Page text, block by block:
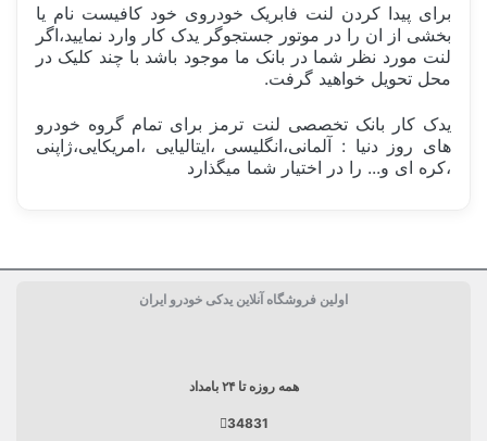
برای پیدا کردن لنت فابریک خودروی خود کافیست نام یا
بخشی از ان را در موتور جستجوگر یدک کار وارد نمایید،اگر
لنت مورد نظر شما در بانک ما موجود باشد با چند کلیک در
محل تحویل خواهید گرفت.
یدک کار بانک تخصصی لنت ترمز برای تمام گروه خودرو
های روز دنیا : آلمانی،انگلیسی ،ایتالیایی ،امریکایی،ژاپنی
،کره ای و... را در اختیار شما میگذارد
سیستم ترمز
اولین فروشگاه آنلاین یدکی خودرو ایران
همه روزه تا ۲۴ بامداد
34831